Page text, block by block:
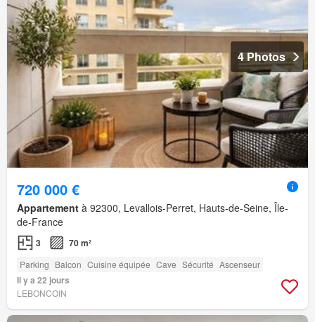
4 Photos
720 000 €
Appartement à 92300, Levallois-Perret, Hauts-de-Seine, Île-
de-France
3 70 m²
Parking Balcon Cuisine équipée Cave Sécurité Ascenseur
Il y a 22 jours
LEBONCOIN